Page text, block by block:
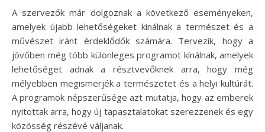
A szervezők már dolgoznak a következő eseményeken,
amelyek újabb lehetőségeket kínálnak a természet és a
művészet iránt érdeklődők számára. Tervezik, hogy a
jövőben még több különleges programot kínálnak, amelyek
lehetőséget adnak a résztvevőknek arra, hogy még
mélyebben megismerjék a természetet és a helyi kultúrát.
A programok népszerűsége azt mutatja, hogy az emberek
nyitottak arra, hogy új tapasztalatokat szerezzenek és egy
közösség részévé váljanak.